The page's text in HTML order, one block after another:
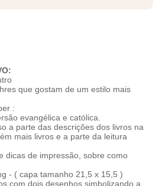
que gostam de um estilo mais
:
evangélica e católica.
a parte das descrições dos livros na
mais livros e a parte da leitura
dicas de impressão, sobre como
- ( capa tamanho 21,5 x 15,5 )
com dois desenhos simbolizando a